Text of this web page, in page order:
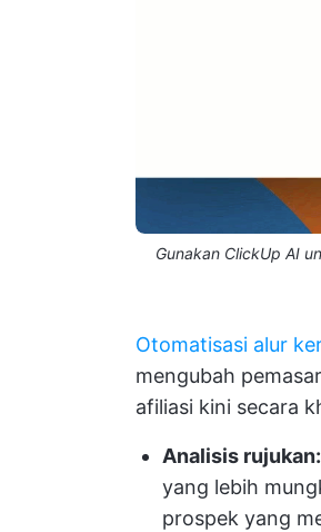
Gunakan ClickUp AI
Otomatisasi alur
mengubah
afiliasi kini secara
Analisis rujukan:
yang lebih
prospek yang